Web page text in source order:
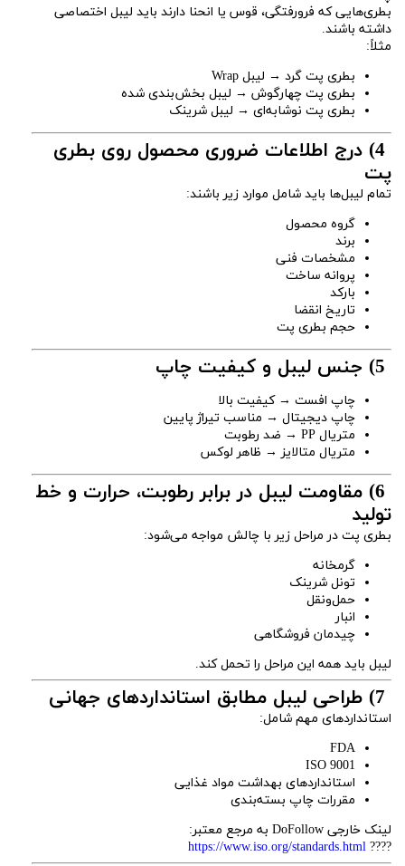
بطری‌هایی که فرورفتگی، قوس یا انحنا دارند باید لیبل اختصاصی
داشته باشند.
مثلاً:
بطری پت گرد → لیبل Wrap
بطری پت چهارگوش → لیبل بخش‌بندی شده
بطری پت نوشابه‌ای → لیبل شرینک
4) درج اطلاعات ضروری محصول روی بطری
پت
تمام لیبل‌ها باید شامل موارد زیر باشند:
گروه محصول
برند
مشخصات فنی
پروانه ساخت
بارکد
تاریخ انقضا
حجم بطری پت
چاپ افست → کیفیت بالا
چاپ دیجیتال → مناسب تیراژ پایین
متریال PP → ضد رطوبت
متریال متالایز → ظاهر لوکس
6) مقاومت لیبل در برابر رطوبت، حرارت و خط
تولید
بطری پت در مراحل زیر با چالش مواجه می‌شود:
گرمخانه
تونل شرینک
حمل‌ونقل
انبار
چیدمان فروشگاهی
لیبل باید همه این مراحل را تحمل کند.
استانداردهای مهم شامل:
FDA
ISO 9001
استانداردهای بهداشت مواد غذایی
مقررات چاپ بسته‌بندی
لینک خارجی DoFollow به مرجع معتبر:
????
https://www.iso.org/standards.html